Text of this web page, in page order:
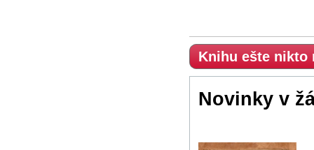
Knihu ešte nikto
Novinky v